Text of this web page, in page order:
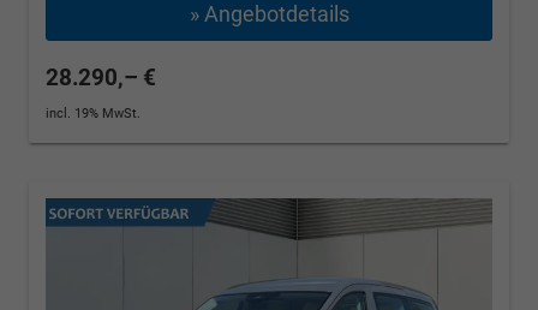
» Angebotdetails
28.290,– €
incl. 19% MwSt.